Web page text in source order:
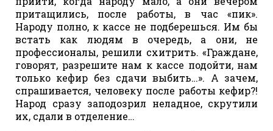
притащились, после работы, в час «пик».
Народу полно, к кассе не подберешься. Им бы
встать как людям в очередь, а они, не
профессионалы, решили схитрить. «Граждане,
говорят, разрешите нам к кассе подойти, нам
только кефир без сдачи выбить…». А зачем,
спрашивается, человеку после работы кефир?!
Народ сразу заподозрил неладное, скрутили
их, сдали в отделение…